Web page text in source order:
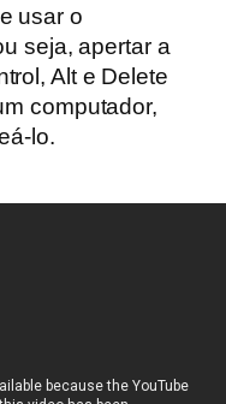
usar o
seja, apertar a
Alt e Delete
computador,
lo.